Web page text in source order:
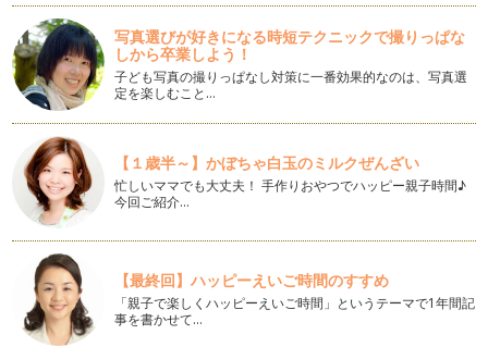
味噌汁、スープの汁物で、野菜の栄養素をまるごといただきま
す！
吐く息も白く、布団の温もりからなかなか抜け出せない季節で
す。寒さでギューッと小さく丸くなっ…
風邪菌をやっつけよう！！冬ダイコンの強い力
野菜ぎらいを克服する手段の一つとして、自分で野菜を育てて
みたり、収穫してみたりと、畑やプラ…
キュウリで作ろう！食べるクリスマスツリー
風が冷たく吐く息も白くなる、寒い冬の季節がやってきまし
た。 シチューや鍋料理など、…
白菜の切り方変えて、味わいいろいろ。
オレンジ色のハロウィンが過ぎ、街にはクリスマスのイルミネ
ーションがキラキラ輝き出…
写真選びが好きになる時短テクニックで撮りっぱな
しから卒業しよう！
子ども写真の撮りっぱなし対策に一番効果的なのは、写真選
定を楽しむこと…
【１歳半～】かぼちゃ白玉のミルクぜんざい
忙しいママでも大丈夫！ 手作りおやつでハッピー親子時間♪
今回ご紹介…
【最終回】ハッピーえいご時間のすすめ
「親子で楽しくハッピーえいご時間」というテーマで1年間記
事を書かせて…